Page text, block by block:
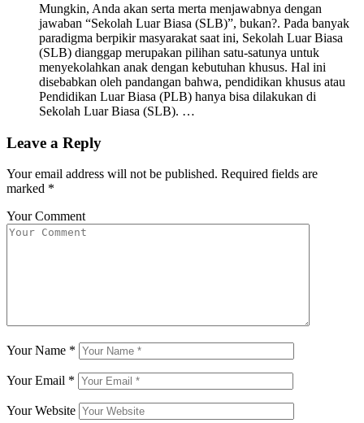
Mungkin, Anda akan serta merta menjawabnya dengan
jawaban “Sekolah Luar Biasa (SLB)”, bukan?. Pada banyak
paradigma berpikir masyarakat saat ini, Sekolah Luar Biasa
(SLB) dianggap merupakan pilihan satu-satunya untuk
menyekolahkan anak dengan kebutuhan khusus. Hal ini
disebabkan oleh pandangan bahwa, pendidikan khusus atau
Pendidikan Luar Biasa (PLB) hanya bisa dilakukan di
Sekolah Luar Biasa (SLB). …
Leave a Reply
Your email address will not be published. Required fields are
marked *
Your Comment
Your Name *
Your Email *
Your Website